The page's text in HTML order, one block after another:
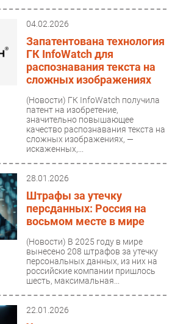
04.02.2026
Запатентована технология
ГК InfoWatch для
распознавания текста на
сложных изображениях
(Новости) ГК InfoWatch получила
патент на изобретение,
значительно повышающее
качество распознавания текста на
сложных изображениях, —
искаженных,...
28.01.2026
Штрафы за утечку
персданных: Россия на
восьмом месте в мире
(Новости) В 2025 году в мире
вынесено 208 штрафов за утечку
персональных данных, из них на
российские компании пришлось
шесть, максимальная...
22.01.2026